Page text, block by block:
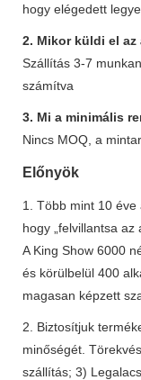
hogy elégedett
2. Mikor küldi el
Szállítás 3-7
számítva
3. Mi a minimális
Nincs MOQ, a
Előnyök
1. Több mint 10 éve
hogy „felvillantsa az
A King Show 6000
és körülbelül 400
magasan képzett
2. Biztosítjuk
minőségét.
szállítás; 3)